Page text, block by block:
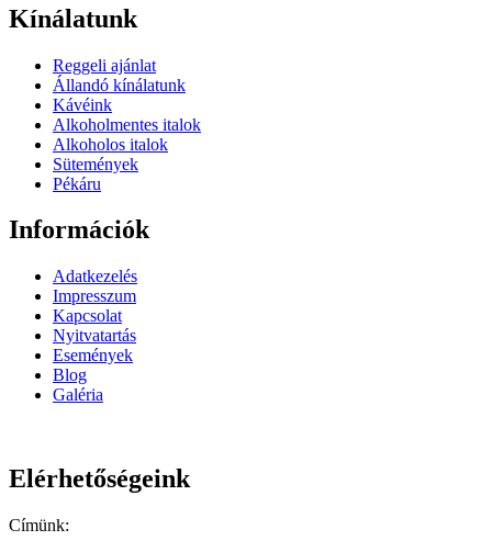
Kínálatunk
Reggeli ajánlat
Állandó kínálatunk
Kávéink
Alkoholmentes italok
Alkoholos italok
Sütemények
Pékáru
Információk
Adatkezelés
Impresszum
Kapcsolat
Nyitvatartás
Események
Blog
Galéria
Elérhetőségeink
Címünk: